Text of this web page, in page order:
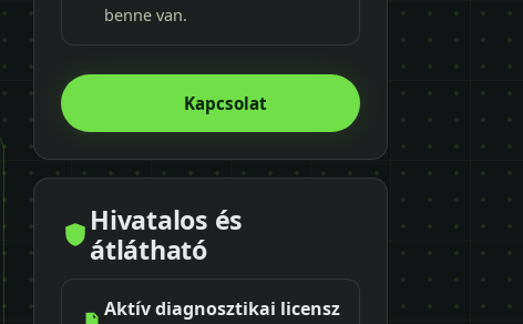
benne van.
Kapcsolat
Hivatalos és
átlátható
Aktív diagnosztikai licensz